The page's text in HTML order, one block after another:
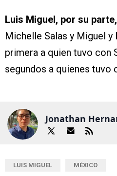
Luis Miguel, por su
Michelle Salas y Miguel y
primera a quien tuvo con
segundos a quienes tuvo
Jonathan
LUIS MIGUEL MÉXICO